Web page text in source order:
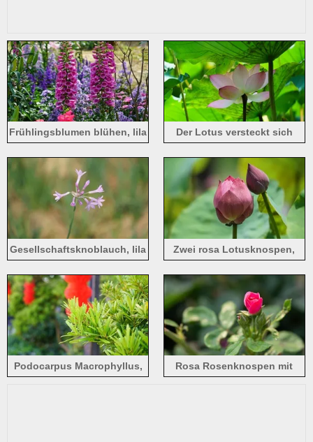
Frühlingsblumen blühen, lila
Der Lotus versteckt sich
mit hellrosa Blütenblättern
Gesellschaftsknoblauch, lila
Zwei rosa Lotusknospen,
Podocarpus Macrophyllus,
Rosa Rosenknospen mit